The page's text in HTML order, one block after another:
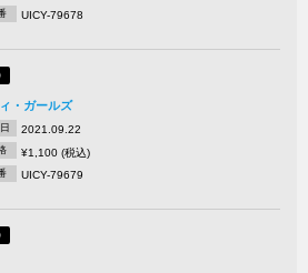
UICY-79678
・ガールズ
2021.09.22
¥1,100 (税込)
UICY-79679